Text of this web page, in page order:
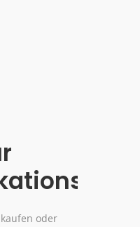
oder